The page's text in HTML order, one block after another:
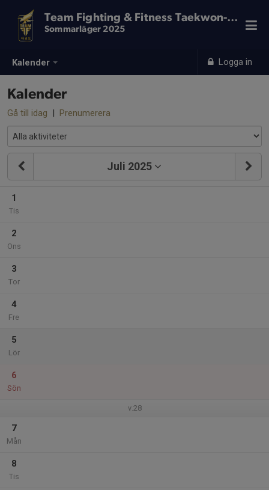
Kalender Logga in
Team Fighting & Fitness Taekwon-Do
Sommarläger 2025
Kalender
Gå till idag | Prenumerera
Juli 2025
1
Tis
2
Ons
3
Tor
4
Fre
5
Lör
6
Sön
v.28
7
Mån
8
Tis